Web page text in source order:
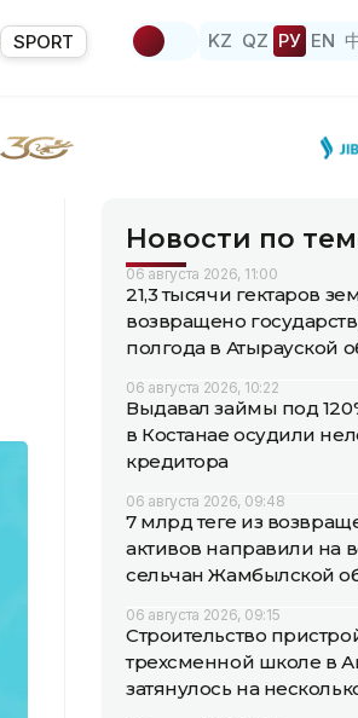
SPORT KZ QZ РУ EN
Новости по
06 августа 2026, 11:00
21,3 тысячи гектаров
возвращено
полгода в Атырауской
06 августа 2026, 10:22
Выдавал займы под
в Костанае осудили
кредитора
06 августа 2026, 09:48
7 млрд теңге из
активов направили на
сельчан Жамбылской
06 августа 2026, 09:15
Строительство
трехсменной школе в
затянулось на